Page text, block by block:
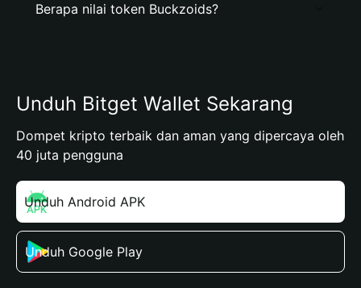
Berapa nilai token Buckzoids?
Unduh Bitget Wallet Sekarang
Dompet kripto terbaik dan aman yang dipercaya oleh
40 juta pengguna
Unduh Android APK
Unduh Google Play